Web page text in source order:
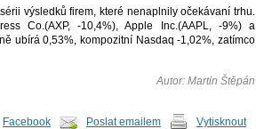
výsledků firem, které nenaplnily očekávaní trhu.
Co.(AXP, -10,4%), Apple Inc.(AAPL, -9%) a
ubírá 0,53%, kompozitní Nasdaq -1,02%, zatímco
Autor: Martin Štěpán
Facebook Poslat emailem Vytisknout